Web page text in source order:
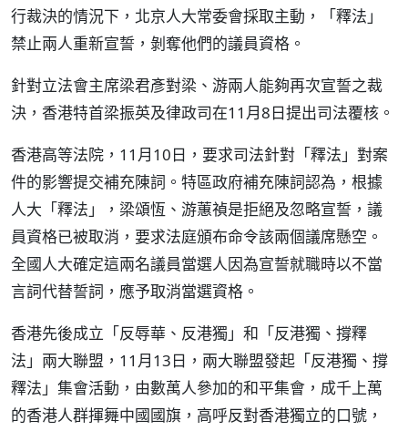
行裁決的情況下，北京人大常委會採取主動，「釋法」
禁止兩人重新宣誓，剝奪他們的議員資格。
針對立法會主席梁君彥對梁、游兩人能夠再次宣誓之裁
決，香港特首梁振英及律政司在11月8日提出司法覆核。
香港高等法院，11月10日，要求司法針對「釋法」對案
件的影響提交補充陳詞。特區政府補充陳詞認為，根據
人大「釋法」，梁頌恆、游蕙禎是拒絕及忽略宣誓，議
員資格已被取消，要求法庭頒布命令該兩個議席懸空。
全國人大確定這兩名議員當選人因為宣誓就職時以不當
言詞代替誓詞，應予取消當選資格。
香港先後成立「反辱華、反港獨」和「反港獨、撐釋
法」兩大聯盟，11月13日，兩大聯盟發起「反港獨、撐
釋法」集會活動，由數萬人參加的和平集會，成千上萬
的香港人群揮舞中國國旗，高呼反對香港獨立的口號，